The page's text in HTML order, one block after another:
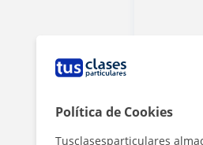
Política de Cookies
Tusclasesparticulares
¿Hay